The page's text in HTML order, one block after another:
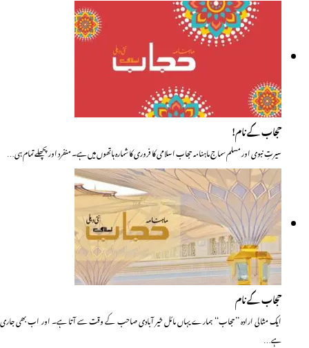
حجاب کے نام!
سیرتِ نبوی اور مسلم سماج ماہنامہ حجاب اسلامی کا فروری کا شمارہ ہاتھوں میں ہے۔ منفرد اور پچھلے تمام ہی…
حجاب کے نام
ایک مثالی ارادہ ’’حجاب‘‘ ہمارے یہاں مائل خیر آبادی صاحب کے وقت سے آتا ہے۔ اور اب بھی جاری
ہے…